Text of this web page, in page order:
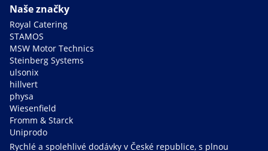
Naše značky
Royal Catering
STAMOS
MSW Motor Technics
Steinberg Systems
ulsonix
hillvert
physa
Wiesenfield
Fromm & Starck
Uniprodo
Rychlé a spolehlivé dodávky v České republice, s plnou